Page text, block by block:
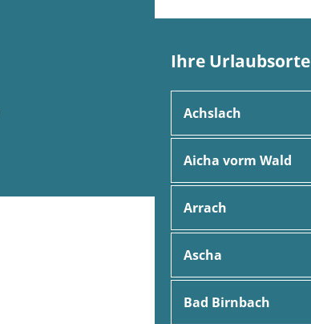
Ihre Urlaubsorte
Achslach
Aicha vorm Wald
Arrach
Ascha
Bad Birnbach